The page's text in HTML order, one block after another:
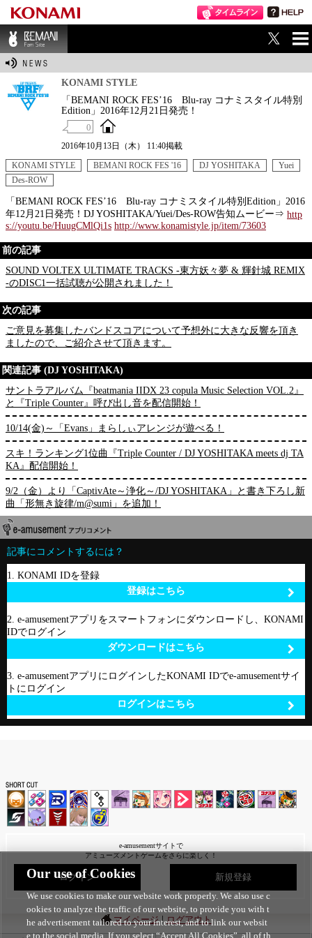
BEMANI Fan Sit
KONAMI STYLE
「BEMANI ROCK FES’16 Blu-ray コナミスタイル特別
Edition」2016年12月21日発売！
0
2016年10月13日（木） 11:40掲載
KONAMI STYLE
BEMANI ROCK FES '16 DJ YOSHITAKA
Yuei
Des-ROW
「BEMANI ROCK FES’16 Blu-ray コナミスタイル特別Edition」2016
年12月21日発売！DJ YOSHITAKA/Yuei/Des-ROW告知ムービー⇒ http
s://youtu.be/HuugCMlQi1s http://www.konamistyle.jp/item/73603
前の記事
SOUND VOLTEX ULTIMATE TRACKS -東方妖々夢 & 輝針城 REMIX
-のDISC1一括試聴が公開されました！
次の記事
ご意見を募集したバンドスコアについて予想外に大きな反響を頂き
ましたので、ご紹介させて頂きます。
関連記事 (DJ YOSHITAKA)
サントラアルバム『beatmania IIDX 23 copula Music Selection VOL.2』
と『Triple Counter』呼び出し音を配信開始！
10/14(金)～「Evans」まらしぃアレンジが遊べる！
スキ！ランキング1位曲『Triple Counter / DJ YOSHITAKA meets dj TA
KA』配信開始！
9/2（金）より「CaptivAte～浄化～/DJ YOSHITAKA」と書き下ろし新
曲「形無き旋律/m@sumi」を追加！
記事にコメントするには？
1. KONAMI IDを登録
登録はこちら
2. e-amusementアプリをスマートフォンにダウンロードし、KONAMI
IDでログイン
ダウンロードはこちら
3. e-amusementアプリにログインしたKONAMI IDでe-amusementサイ
トにログイン
ログインはこちら
e-amusementサイトで
アミューズメントゲームをさらに楽しく！
ログイン 新規登録
マイページ|ログアウト
Our use of Cookies
We use cookies to make our website work properly. We also use c
ookies to analyze the traffic of our website, to provide you with t
he advertisement tailored to your interest, and to link our websit
e to the social media. If you select “Accept All Cookies”, all of th